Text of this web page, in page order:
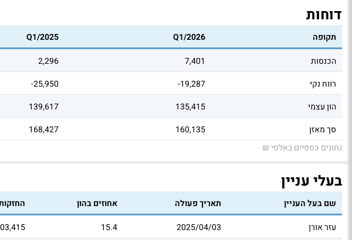
דוחות
תקופה Q1/2026
Q1/2025
הכנסות
7,401
2,296
רווח נקי
-19,287
-25,950
הון עצמי
135,415
139,617
סך מאזן
160,135
168,427
נתונים כספיים באלפי ₪
בעלי עניין
שם בעל העניין תאריך פעולה אחוזים בהון
עזר אורן
2025/04/03
15.4